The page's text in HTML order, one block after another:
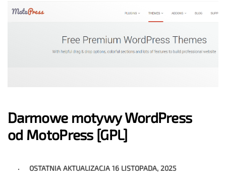
Darmowe motywy WordPress
od MotoPress [GPL]
OSTATNIA AKTUALIZACJA16 LISTOPADA, 2025